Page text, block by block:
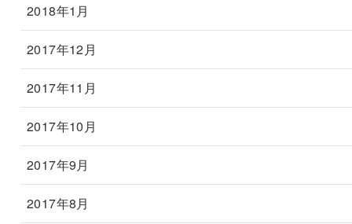
2018年1月
2017年12月
2017年11月
2017年10月
2017年9月
2017年8月